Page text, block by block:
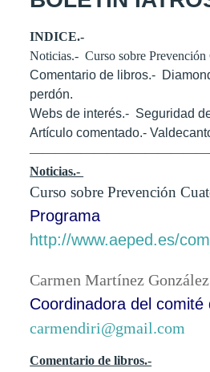
INDICE.-
Noticias.- Curso sobre Prevención
Comentario de libros.-
perdón.
Webs de interés.- Seguridad
Artículo comentado.-
Noticias.-
Curso sobre Prevención
Programa
http://www.aeped.es/
Carmen Martínez
Coordinadora del comité
carmendiri@gmail.com
Comentario de libros.-